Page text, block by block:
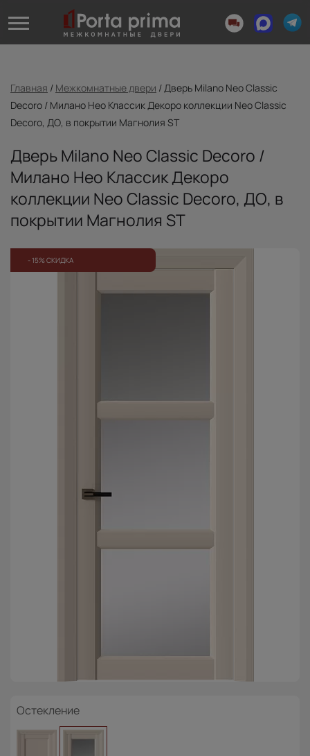
Главная / Межкомнатные двери /Дверь Milano Neo Classic
Decoro / Милано Нео Классик Декоро коллекции Neo Classic
Decoro, ДО, в покрытии Магнолия ST
Дверь Milano Neo Classic Decoro /
Милано Нео Классик Декоро
коллекции Neo Classic Decoro, ДО, в
покрытии Магнолия ST
- 15% СКИДКА
Остекление